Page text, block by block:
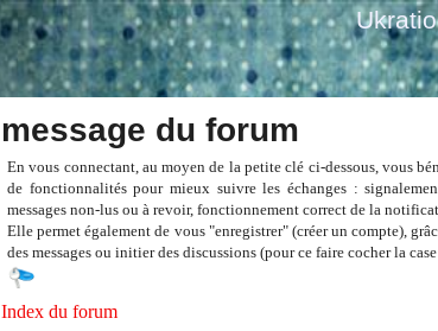
Ukratio
message du forum
En vous connectant, au moyen de la petite clé ci-dessous, vous
de fonctionnalités pour mieux suivre les échanges :
messages non-lus ou à revoir, fonctionnement correct de la
Elle permet également de vous "enregistrer" (créer un compte),
des messages ou initier des discussions (pour ce faire cocher la
Index du forum